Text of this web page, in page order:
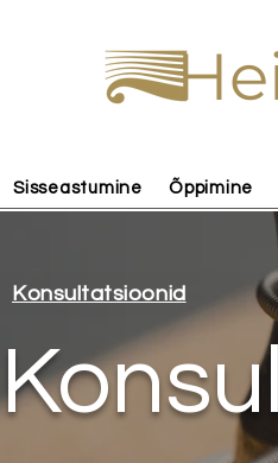
Sisseastumine Õppimine
Konsultatsioonid